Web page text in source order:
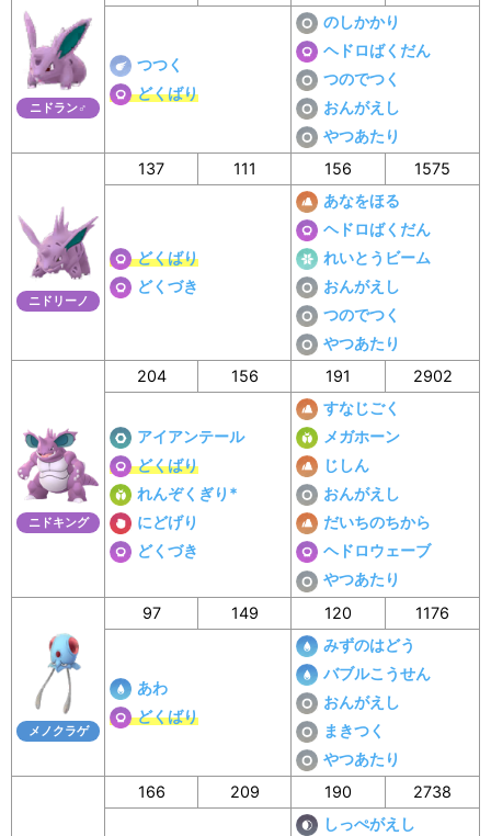
ニドラン♂
つつく
どくばり
のしかかり
ヘドロばくだん
つのでつく
おんがえし
やつあたり
ニドリーノ
137 111 156 1575
どくばり
どくづき
あなをほる
ヘドロばくだん
れいとうビーム
おんがえし
つのでつく
やつあたり
ニドキング
204 156 191 2902
アイアンテール
どくばり
れんぞくぎり*
にどげり
どくづき
すなじごく
メガホーン
じしん
おんがえし
だいちのちから
ヘドロウェーブ
やつあたり
メノクラゲ
97 149 120 1176
あわ
どくばり
みずのはどう
バブルこうせん
おんがえし
まきつく
やつあたり
166 209 190 2738
しっぺがえし